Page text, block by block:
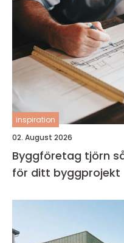
inspiration
02. August 2026
Byggföretag tjörn så väljer du rätt partner
för ditt byggprojekt